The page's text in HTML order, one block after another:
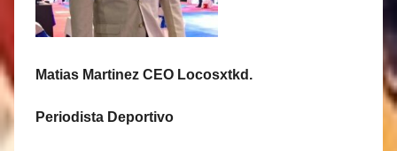
Matias Martinez CEO Locosxtkd.
Periodista Deportivo